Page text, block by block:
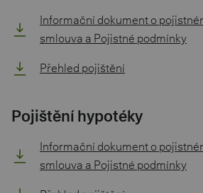
Informační dokument o
smlouva a Pojistné podmínky
Přehled pojištění
Pojištění hypotéky
Informační dokument o
smlouva a Pojistné podmínky